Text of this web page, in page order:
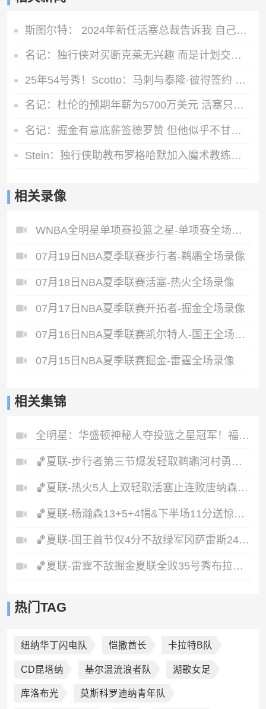
斯图尔特： 2024年新任活塞总裁告诉我 自己可能成为交易筹码
名记：独行侠对买断克莱无兴趣 而是计划交易他 加福德需1首轮
25年54号秀！Scotto：马刺与泰隆·彼得签约 球员将参加训练营
名记：杜伦的预期年薪为5700万美元 活塞只愿提供3000-3500万美元
名记：掘金有意底薪签德罗赞 但他似乎不甘心只拿底薪合同
Stein：独行侠助教布罗格哈默加入魔术教练组 担任斯威尼助教
相关录像
WNBA全明星单项赛投篮之星-单项赛全场录像
07月19日NBA夏季联赛步行者-鹈鹕全场录像
07月18日NBA夏季联赛活塞-热火全场录像
07月17日NBA夏季联赛开拓者-掘金全场录像
07月16日NBA夏季联赛凯尔特人-国王全场录像
07月15日NBA夏季联赛掘金-雷霆全场录像
相关集锦
全明星：华盛顿神秘人夺投篮之星冠军！福德夺得三分大赛冠军！
🏀夏联-步行者第三节爆发轻取鹈鹕河村勇辉5+5+12斯劳森22分
🏀夏联-热火5人上双轻取活塞止连败唐纳森20+8+10奥科里27分
🏀夏联-杨瀚森13+5+4帽&下半场11分送惊艳妙传开拓者力克掘金
🏀夏联-国王首节仅4分不敌绿军冈萨雷斯24+10+5塞纳克10+12
🏀夏联-雷霆不敌掘金夏联全败35号秀布拉齐尔32+6马拉14+7+6
热门TAG
纽纳华丁闪电队 恺撒酋长 卡拉特B队
CD昆塔纳 基尔温流浪者队 湖歌女足
库洛布光 莫斯科罗迪纳青年队